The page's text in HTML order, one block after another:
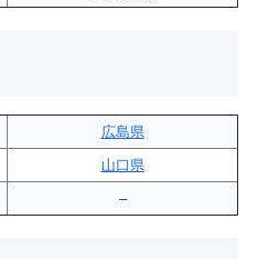
広島県
山口県
–